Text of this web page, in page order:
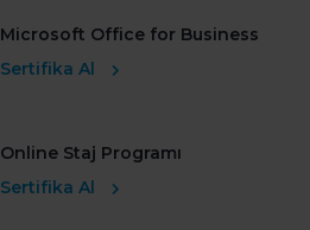
Microsoft Office for Business
Sertifika Al
Online Staj Programı
Sertifika Al